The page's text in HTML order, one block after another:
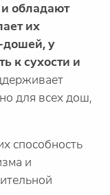
обладают
их
дошей, у
к сухости и
для всех дош,
способность
и